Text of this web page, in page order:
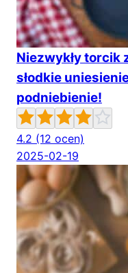
Niezwykły torcik
słodkie
podniebienie!
4.2 (12 ocen)
2025-02-19